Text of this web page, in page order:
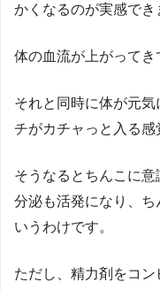
かくなるのが実感でき
体の血流が上がってき
それと同時に体が元
チがカチャっと入る感
そうなるとちんこに
分泌も活発になり、
いうわけです。
ただし、精力剤をコ